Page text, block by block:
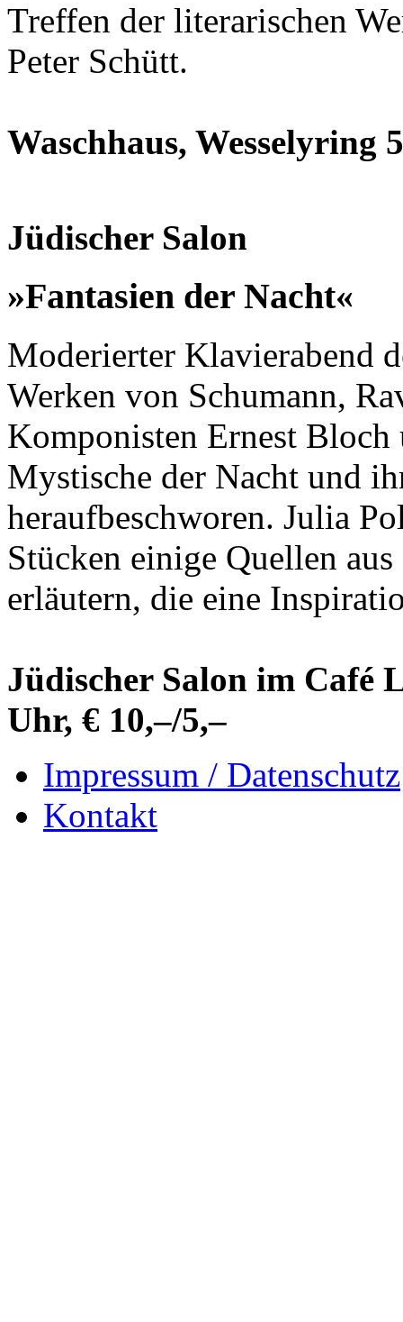
Treffen der literarischen
Peter Schütt.
Waschhaus, Wesselyring
Jüdischer Salon
»Fantasien der Nacht«
Moderierter Klavierabend
Werken von Schumann,
Komponisten Ernest
Mystische der Nacht und
heraufbeschworen. Julia
Stücken einige Quellen
erläutern, die eine
Jüdischer Salon im Café
Uhr, € 10,–/5,–
Impressum / Datenschutz
Kontakt